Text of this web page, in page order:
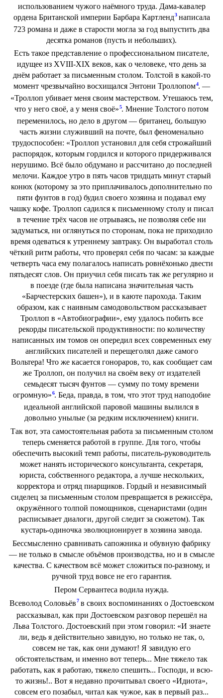
использованием чужого наёмного труда. Дама-кавалер
ордена Британской империи Барбара Картленд3написала
723 романа и даже в старости могла за год выпустить два
десятка романов (пусть и небольших).
Есть такое представление о профессиональном писателе,
идущее из XVIII-XIX веков, как о человеке, что день за
днём работает за письменным столом. Толстой в какой-то
момент чрезвычайно восхищался Энтони Троллопом4. —
«Троллоп убивает меня своим мастерством. Утешаюсь тем,
что у него своё, а у меня своё» 5. Мнение Толстого потом
переменилось, но дело в другом — британец, большую
часть жизни служивший на почте, был феноменально
трудоспособен: «Троллоп установил для себя строжайший
распорядок, которым гордился и которого придерживался
нерушимо. Всё было обдумано и рассчитано до последней
мелочи. Каждое утро в пять часов тридцать минут старый
конюх (которому за это приплачивалось дополнительно по
пяти фунтов в год) будил своего хозяина и подавал ему
чашку кофе. Троллоп садился к письменному столу и писал
в течение трёх часов не отрываясь, не позволяя себе ни
задуматься, ни оглянуться по сторонам, пока не приходило
время одеваться к утреннему завтраку. Он выработал столь
чёткий ритм работы, что проверял себя по часам: за каждые
четверть часа ему полагалось написать ровнёхонько двести
пятьдесят слов. Он приучил себя писать так же регулярно и
в поезде (где была написана значительная часть
«Барчестерских башен»), и в каюте парохода. Таким
образом, как с наивным самодовольством рассказывает
Троллоп в «Автобиографии», ему удалось побить все
рекорды писательской продуктивности: по количеству
написанных им томов он опередил всех современных ему
английских писателей и перещеголял даже самого
Вольтера! Что же касается гонораров, то, как сообщает сам
же Троллоп, он получил на своём веку от издателей
семьдесят тысяч фунтов — сумму по тому времени
огромную»6. Беда, правда, в том, что этот труд наподобие
идеальной английской паровой машины вылился в
довольно унылые (за редким исключением) книги.
Так вот, эта самостоятельная работа за письменным столом
теперь сменяется работой в группе. Для того, чтобы
обеспечить высокий темп работы, писатель-руководитель
может нанять исторического консультанта, секретаря,
юриста, собственного редактора, а лучше нескольких,
корректора и отряд пиарщиков. Гордый и независимый
сиделец за письменным столом превращается в режиссёра,
окружённого толпой помощников, сценаристами (один
расписывает диалоги, другой следит за сюжетом). Так
кустарь-одиночка эволюционирует в хозяина завода.
Бессмысленно сравнивать сапожника и обувную фабрику
— не только в смысле объёмов производства, но и в смысле
качества. С качеством всё может сложиться по-разному, и
ручной труд вовсе не его гарантия.
Пером Сервантеса водила нужда.
Всеволод Соловьёв7в своих воспоминаниях о Достоевском
рассказывал, как при Достоевском разговор перешёл на
Льва Толстого. Достоевский при этом говорил: «И знаете
ли, ведь я действительно завидую, но только не так, о,
совсем не так, как они думают! Я завидую его
обстоятельствам, и именно вот теперь... Мне тяжело так
работать, как я работаю, тяжело спешить... Господи, и всю-
то жизнь!.. Вот я недавно прочитывал своего «Идиота»,
совсем его позабыл, читал как чужое, как в первый раз...